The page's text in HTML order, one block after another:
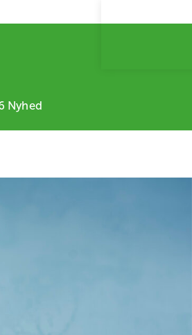
Nyhed